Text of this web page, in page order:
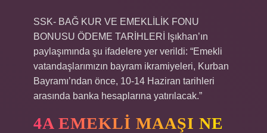
SSK- BAĞ KUR VE EMEKLİLİK FONU
BONUSU ÖDEME TARİHLERİ Işıkhan’ın
paylaşımında şu ifadelere yer verildi: “Emekli
vatandaşlarımızın bayram ikramiyeleri, Kurban
Bayramı’ndan önce, 10-14 Haziran tarihleri ​​
arasında banka hesaplarına yatırılacak.”
4A EMEKLI MAAŞI NE